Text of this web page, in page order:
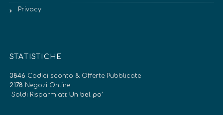
Privacy
STATISTICHE
3846 Codici sconto & Offerte Pubblicate
2178 Negozi Online
Soldi Risparmiati: Un bel po’